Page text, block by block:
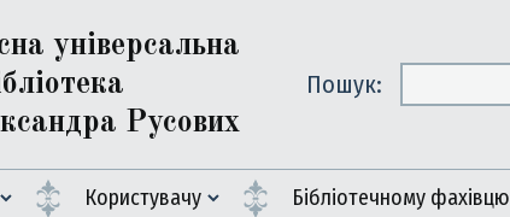
універсальна
Русових
Пошук:
Користувачу Бiблiотечному фахiвцю